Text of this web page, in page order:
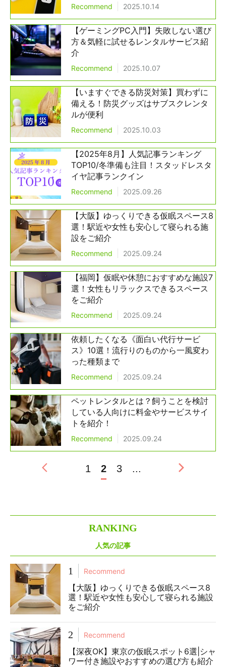
Recommend 2025.10.14
【ゲーミングPC入門】失敗しない選び
方＆気軽に試せるレンタルサービス紹
介
Recommend 2025.10.07
【いますぐできる防災対策】買わずに
備える！防災グッズはサブスクレンタ
ルが便利
Recommend 2025.10.03
【2025年8月】人気記事ランキング
TOP10/冬準備も注目！スタッドレスタ
イヤ記事ランクイン
Recommend 2025.09.26
【大阪】ゆっくりできる仮眠スペース8
選！駅近や女性も安心して寝られる施
設をご紹介
Recommend 2025.09.24
【福岡】仮眠や休憩におすすめな施設7
選！女性もリラックスできるスペース
をご紹介
Recommend 2025.09.24
依頼したくなる《面白い代行サービ
ス》10選！流行りのものから一風変わ
った種類まで
Recommend 2025.09.24
ペットレンタルとは？飼うことを検討
している人向けに料金やサービスサイ
トを紹介！
Recommend 2025.09.24
1 2 3 ...
RANKING
人気の記事
1 Recommend
【大阪】ゆっくりできる仮眠スペース8
選！駅近や女性も安心して寝られる施設
をご紹介
2 Recommend
【深夜OK】東京の仮眠スポット6選|シャ
ワー付き施設やおすすめの選び方も紹介